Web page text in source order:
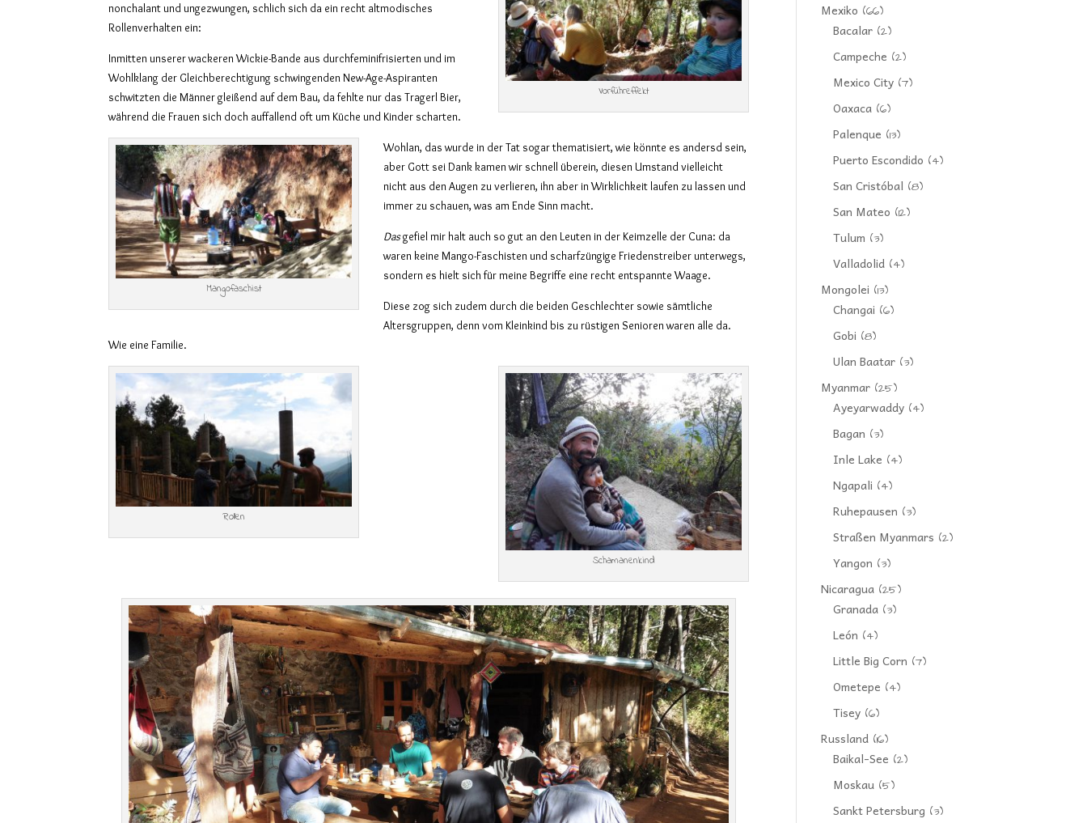
Vorführeffekt
nonchalant und ungezwungen, schlich sich da ein recht altmodisches
Rollenverhalten ein:
Inmitten unserer wackeren Wickie-Bande aus durchfeminifrisierten und im
Wohlklang der Gleichberechtigung schwingenden New-Age-Aspiranten
schwitzten die Männer gleißend auf dem Bau, da fehlte nur das Tragerl Bier,
während die Frauen sich doch auffallend oft um Küche und Kinder scharten.
Mangofaschist
Wohlan, das wurde in der Tat sogarthematisiert, wie könnte es andersd sein,
aber Gott sei Dank kamenwir schnell überein, diesen Umstandvielleicht
nicht aus den Augen zu verlieren, ihn aber in Wirklichkeit laufen zu lassen und
immer zu schauen, was am Ende Sinn macht.
Dasgefielmir halt auch so gut an den Leuten in der Keimzelle der Cuna: da
waren keine Mango-Faschisten und scharfzüngigeFriedenstreiber unterwegs,
sondern es hielt sichfür meine Begriffe eine recht entspannte Waage.
Diese zog sich zudem durch die beiden Geschlechter sowie sämtliche
Altersgruppen, denn vom Kleinkind bis zu rüstigen Senioren waren alle da.
Wie eine Familie.
Rollen
Schamanenkind
Mexiko (66)
Bacalar (2)
Campeche (2)
Mexico City (7)
Oaxaca (6)
Palenque (13)
Puerto Escondido (4)
San Cristóbal (8)
San Mateo (12)
Tulum (3)
Valladolid (4)
Mongolei (13)
Changai (6)
Gobi (8)
Ulan Baatar (3)
Myanmar (25)
Ayeyarwaddy (4)
Bagan (3)
Inle Lake (4)
Ngapali (4)
Ruhepausen (3)
Straßen Myanmars (2)
Yangon (3)
Nicaragua (25)
Granada (3)
León (4)
Little Big Corn (7)
Ometepe (4)
Tisey (6)
Russland (16)
Baikal-See (2)
Moskau (5)
Sankt Petersburg (3)